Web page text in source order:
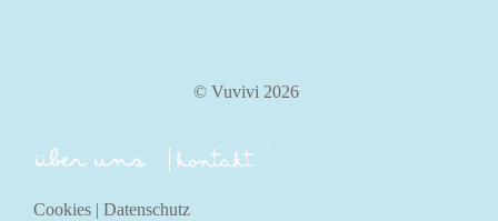
© Vuvivi 2026
Cookies | Datenschutz